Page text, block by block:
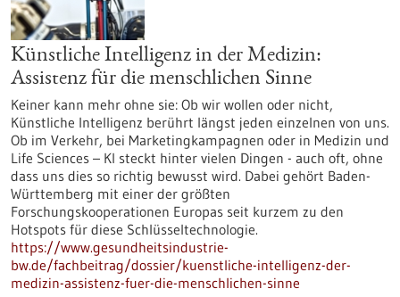
Künstliche Intelligenz in der Medizin:
Assistenz für die menschlichen Sinne
Keiner kann mehr ohne sie: Ob wir wollen oder nicht,
Künstliche Intelligenz berührt längst jeden einzelnen von uns.
Ob im Verkehr, bei Marketingkampagnen oder in Medizin und
Life Sciences – KI steckt hinter vielen Dingen - auch oft, ohne
dass uns dies so richtig bewusst wird. Dabei gehört Baden-
Württemberg mit einer der größten
Forschungskooperationen Europas seit kurzem zu den
Hotspots für diese Schlüsseltechnologie.
https://www.gesundheitsindustrie-
bw.de/fachbeitrag/dossier/kuenstliche-intelligenz-der-
medizin-assistenz-fuer-die-menschlichen-sinne